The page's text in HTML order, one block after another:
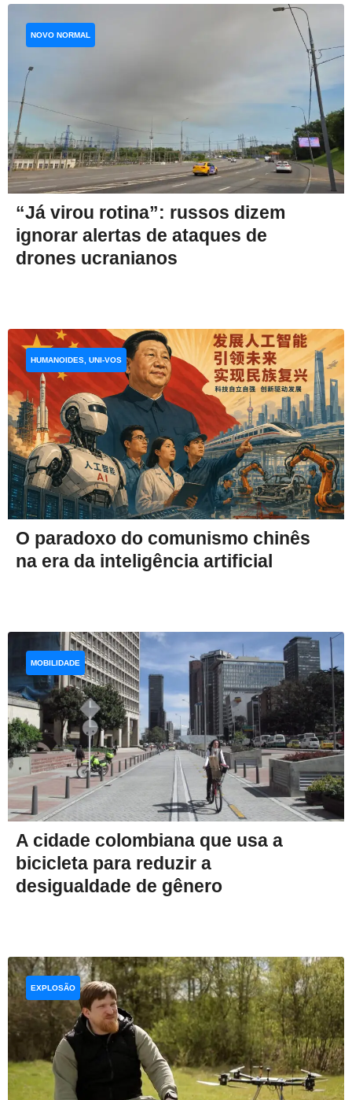
“Já virou rotina”: russos dizem
ignorar alertas de ataques de
drones ucranianos
NOVO NORMAL
O paradoxo do comunismo chinês
na era da inteligência artificial
HUMANOIDES, UNI-VOS
A cidade colombiana que usa a
bicicleta para reduzir a
desigualdade de gênero
MOBILIDADE
EXPLOSÃO